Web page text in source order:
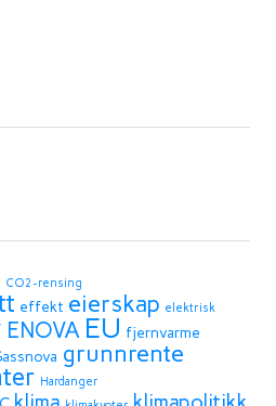
CO2-rensing
effekt eierskap elektrisk
ENOVA EU fjernvarme
grunnrente
Hardanger